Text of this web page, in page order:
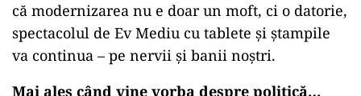
că modernizarea nu e doar un moft, ci o datorie,
spectacolul de Ev Mediu cu tablete și ștampile
va continua – pe nervii și banii noștri.
Mai ales când vine vorba despre politică…